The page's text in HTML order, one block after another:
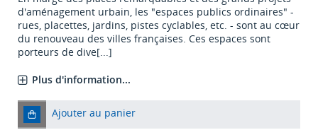
d'aménagement urbain, les "espaces publics ordinaires" -
rues, placettes, jardins, pistes cyclables, etc. - sont au cœur
du renouveau des villes françaises. Ces espaces sont
porteurs de dive[...]
Plus d'information...
Ajouter au panier